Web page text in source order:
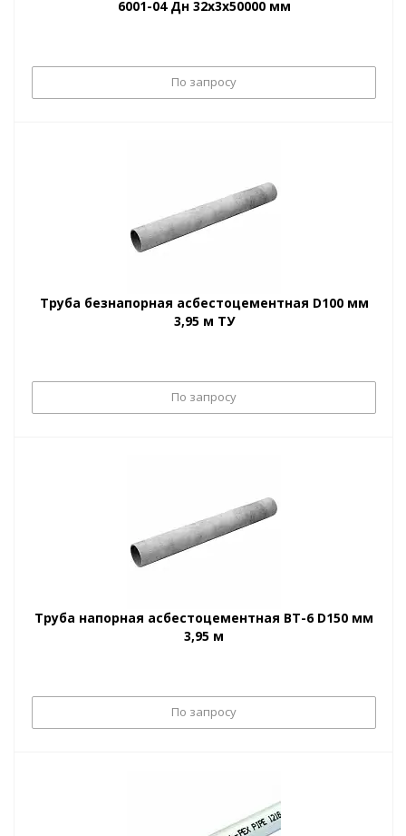
6001-04 Дн 32х3х50000 мм
По запросу
Труба безнапорная асбестоцементная D100 мм
3,95 м ТУ
По запросу
Труба напорная асбестоцементная ВТ-6 D150 мм
3,95 м
По запросу